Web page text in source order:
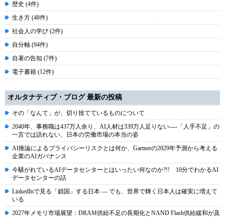
歴史 (4件)
生き方 (48件)
社会人の学び (2件)
自分軸 (94件)
自著の告知 (7件)
電子書籍 (12件)
オルタナティブ・ブログ 最新の投稿
その「なんて」が、切り捨てているものについて
2040年、事務職は437万人余り、AI人材は339万人足りない----「人手不足」の
一言では語れない、日本の労働市場の本当の姿
AI推論によるプライバシーリスクとは何か、Gartnerの2029年予測から考える
企業のAIガバナンス
今騒がれているAIデータセンターとはいったい何なのか?!! 10分でわかるAI
データセンターの話
LinkedInで見る「鎖国」する日本 ― でも、世界で輝く日本人は確実に増えて
いる
2027年メモリ市場展望：DRAM供給不足の長期化とNAND Flash供給緩和が及